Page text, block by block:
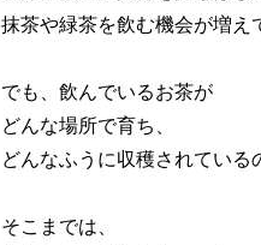
抹茶や緑茶を飲む機会が増え
でも、飲んでいるお茶が
どんな場所で育ち、
どんなふうに収穫されている
そこまでは、